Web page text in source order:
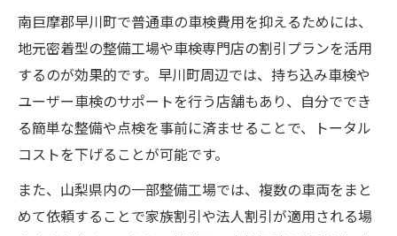
南巨摩郡早川町で普通車の車検費用を抑えるためには、
地元密着型の整備工場や車検専門店の割引プランを活用
するのが効果的です。早川町周辺では、持ち込み車検や
ユーザー車検のサポートを行う店舗もあり、自分ででき
る簡単な整備や点検を事前に済ませることで、トータル
コストを下げることが可能です。
また、山梨県内の一部整備工場では、複数の車両をまと
めて依頼することで家族割引や法人割引が適用される場